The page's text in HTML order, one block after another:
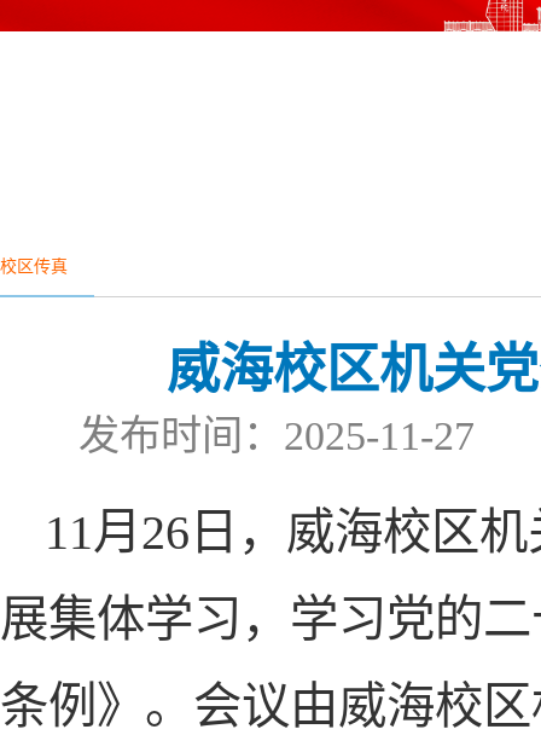
校区传真
威海校区机关
发布时间：2025-11-
11月26日，威海校区
展集体学习，学习党的
条例》。会议由威海校